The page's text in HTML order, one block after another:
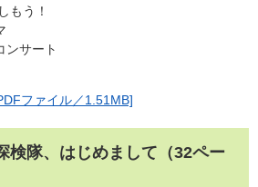
もう！
ンサート
ファイル／1.51MB]
検隊、はじめまして（32ペー